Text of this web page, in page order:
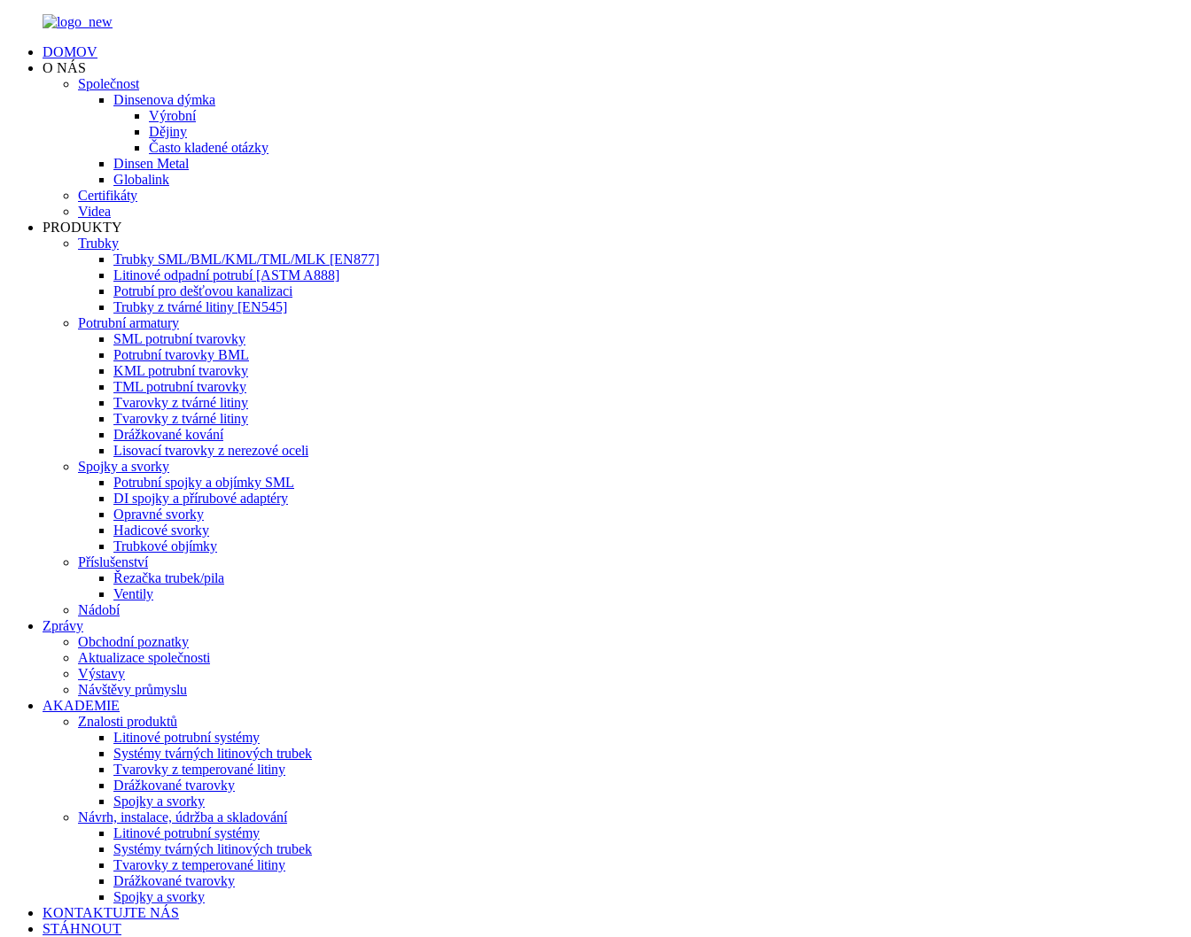
DOMOV
O NÁS
Společnost
Dinsenova dýmka
Výrobní
Dějiny
Často kladené otázky
Dinsen Metal
Globalink
Certifikáty
Videa
PRODUKTY
Trubky
Trubky SML/BML/KML/TML/MLK [EN877]
Litinové odpadní potrubí [ASTM A888]
Potrubí pro dešťovou kanalizaci
Trubky z tvárné litiny [EN545]
Potrubní armatury
SML potrubní tvarovky
Potrubní tvarovky BML
KML potrubní tvarovky
TML potrubní tvarovky
Tvarovky z tvárné litiny
Tvarovky z tvárné litiny
Drážkované kování
Lisovací tvarovky z nerezové oceli
Spojky a svorky
Potrubní spojky a objímky SML
DI spojky a přírubové adaptéry
Opravné svorky
Hadicové svorky
Trubkové objímky
Příslušenství
Řezačka trubek/pila
Ventily
Nádobí
Zprávy
Obchodní poznatky
Aktualizace společnosti
Výstavy
Návštěvy průmyslu
AKADEMIE
Znalosti produktů
Litinové potrubní systémy
Systémy tvárných litinových trubek
Tvarovky z temperované litiny
Drážkované tvarovky
Spojky a svorky
Návrh, instalace, údržba a skladování
Litinové potrubní systémy
Systémy tvárných litinových trubek
Tvarovky z temperované litiny
Drážkované tvarovky
Spojky a svorky
KONTAKTUJTE NÁS
STÁHNOUT